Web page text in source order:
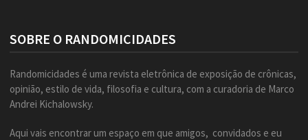
SOBRE O RANDOMICIDADES
Randomicidades é uma revista eletrônica de exposição de crônicas,
opinião, estilo de vida, filosofia e cultura, com a curadoria de Marco
Andrei Kichalowsky.
Aqui vais encontrar um espaço em que amigos, convidados e eu